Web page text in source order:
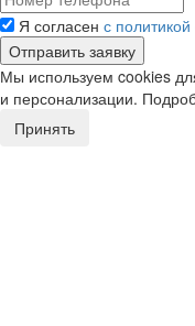
Я согласен с
Мы используем cookies
и персонализации.
Принять